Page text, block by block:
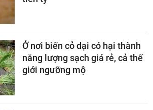
Ở nơi biến cỏ dại có hại thành
năng lượng sạch giá rẻ, cả thế
giới ngưỡng mộ